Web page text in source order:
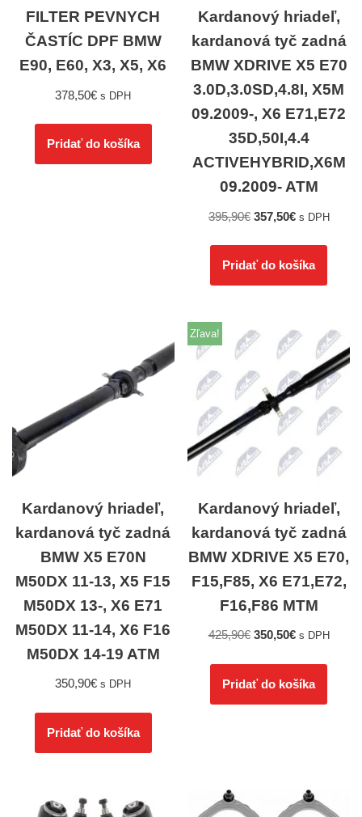
FILTER PEVNYCH
ČASTÍC DPF BMW
E90, E60, X3, X5, X6
378,50€ s DPH
Pridať do košíka
Kardanový hriadeľ,
kardanová tyč zadná
BMW XDRIVE X5 E70
3.0D,3.0SD,4.8I, X5M
09.2009-, X6 E71,E72
35D,50I,4.4
ACTIVEHYBRID,X6M
09.2009- ATM
395,90€ 357,50€ s DPH
Pridať do košíka
Kardanový hriadeľ,
kardanová tyč zadná
BMW X5 E70N
M50DX 11-13, X5 F15
M50DX 13-, X6 E71
M50DX 11-14, X6 F16
M50DX 14-19 ATM
350,90€ s DPH
Pridať do košíka
Zľava!
Kardanový hriadeľ,
kardanová tyč zadná
BMW XDRIVE X5 E70,
F15,F85, X6 E71,E72,
F16,F86 MTM
425,90€ 350,50€ s DPH
Pridať do košíka